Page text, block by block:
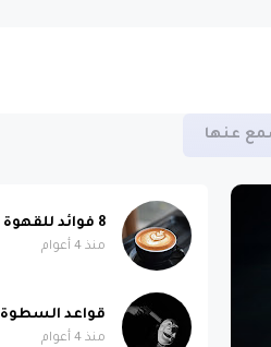
8 فوائد للقهوة
منذ 4 أعوام
قواعد السطوة 1
منذ 4 أعوام